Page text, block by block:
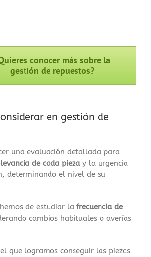
conocer más sobre la
gestión de repuestos?
en gestión de
una evaluación detallada para
de cada piezay la urgencia
determinando el nivel de su
de estudiar la frecuencia de
cambios habituales o averías
que logramos conseguir las piezas